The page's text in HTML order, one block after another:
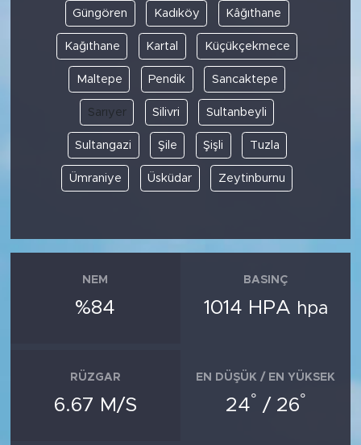
Güngören Kadıköy Kâğıthane
Kağıthane Kartal Küçükçekmece
Maltepe Pendik Sancaktepe
Sarıyer Silivri Sultanbeyli
Sultangazi Şile Şişli Tuzla
Ümraniye Üsküdar Zeytinburnu
NEM
%84
BASINÇ
1014 HPA hpa
RÜZGAR
6.67 M/S
EN DÜŞÜK / EN YÜKSEK
24° / 26°